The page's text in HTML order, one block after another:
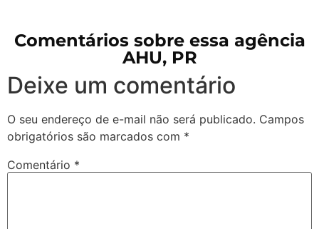
Comentários sobre essa agência
AHU, PR
Deixe um comentário
O seu endereço de e-mail não será publicado. Campos
obrigatórios são marcados com *
Comentário *